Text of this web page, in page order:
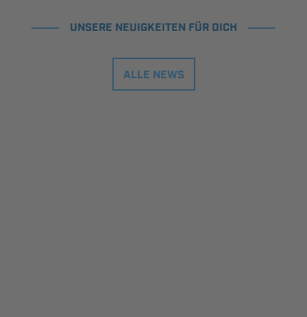
UNSERE NEUIGKEITEN FÜR DICH
ALLE NEWS